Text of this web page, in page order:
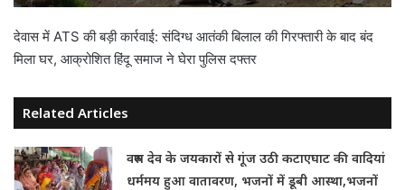
देवास में ATS की बड़ी कार्रवाई: संदिग्ध आतंकी बिलाल की गिरफ्तारी के बाद बंद
मिला घर, आक्रोशित हिंदू समाज ने घेरा पुलिस दफ्तर
Related Articles
वरुण देव के जयकारों से गूंज उठी कटाएघाट की वादियां
धर्ममय हुआ वातावरण, भजनों में डूबी आस्था,भजनों